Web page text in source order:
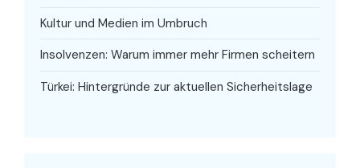
Kultur und Medien im Umbruch
Insolvenzen: Warum immer mehr Firmen scheitern
Türkei: Hintergründe zur aktuellen Sicherheitslage